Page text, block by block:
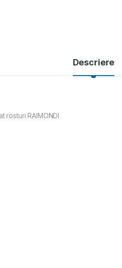
Descriere
rosturi RAIMONDI